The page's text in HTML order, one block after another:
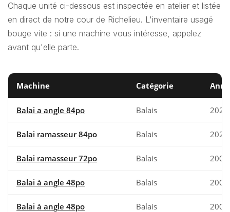
Chaque unité ci-dessous est inspectée en atelier et listée
en direct de notre cour de Richelieu. L'inventaire usagé
bouge vite : si une machine vous intéresse, appelez
avant qu'elle parte.
Machine Catégorie
Balai a angle 84po Balais 2025
Balai ramasseur 84po Balais 2025
Balai ramasseur 72po Balais 2000
Balai à angle 48po Balais 2000
Balai à angle 48po Balais 2000